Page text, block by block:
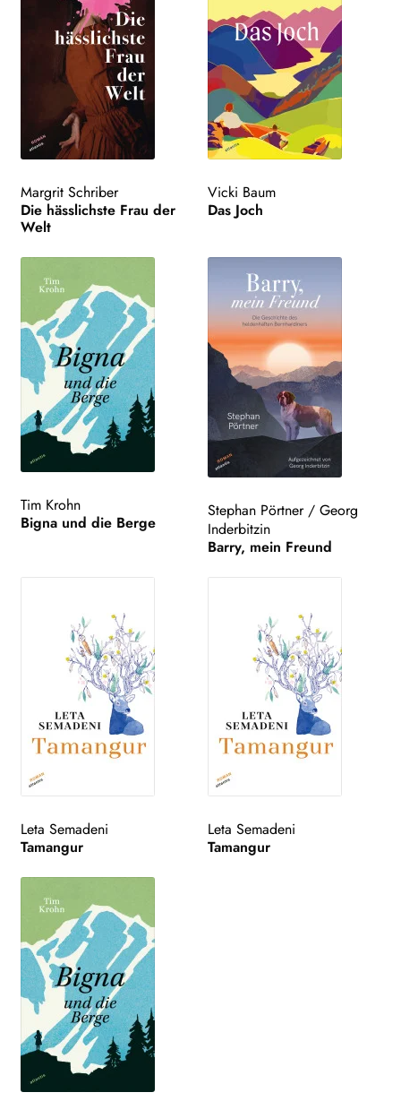
Margrit Schriber
Die hässlichste Frau der
Welt
Vicki Baum
Das Joch
Tim Krohn
Bigna und die Berge
Stephan Pörtner/Georg
Inderbitzin
Barry, mein Freund
Leta Semadeni
Tamangur
Leta Semadeni
Tamangur